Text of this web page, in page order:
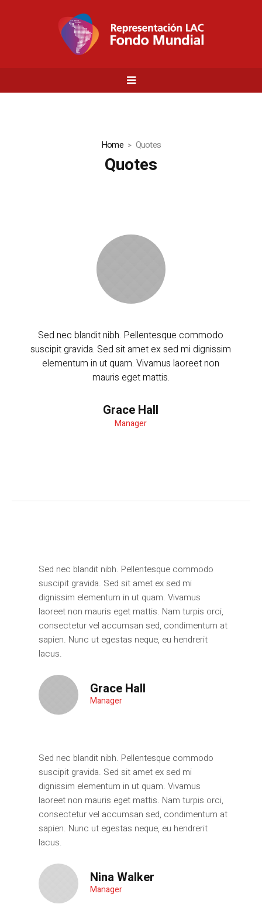
Home Quotes
Quotes
Sed nec blandit nibh. Pellentesque commodo
suscipit gravida. Sed sit amet ex sed mi dignissim
elementum in ut quam. Vivamus laoreet non
mauris eget mattis.
Grace Hall
Manager
Sed nec blandit nibh. Pellentesque commodo
suscipit gravida. Sed sit amet ex sed mi
dignissim elementum in ut quam. Vivamus
laoreet non mauris eget mattis. Nam turpis orci,
consectetur vel accumsan sed, condimentum at
sapien. Nunc ut egestas neque, eu hendrerit
lacus.
Grace Hall
Manager
Sed nec blandit nibh. Pellentesque commodo
suscipit gravida. Sed sit amet ex sed mi
dignissim elementum in ut quam. Vivamus
laoreet non mauris eget mattis. Nam turpis orci,
consectetur vel accumsan sed, condimentum at
sapien. Nunc ut egestas neque, eu hendrerit
lacus.
Nina Walker
Manager